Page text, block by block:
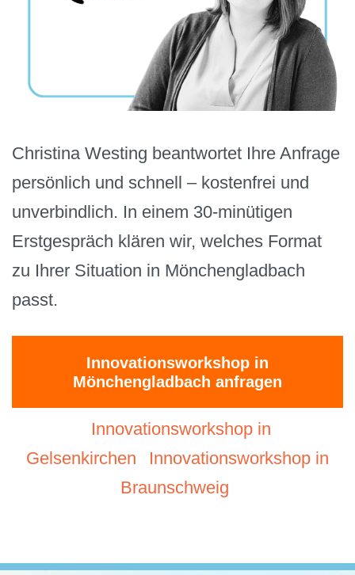
Christina Westing beantwortet Ihre Anfrage
persönlich und schnell – kostenfrei und
unverbindlich. In einem 30-minütigen
Erstgespräch klären wir, welches Format
zu Ihrer Situation in Mönchengladbach
passt.
Innovationsworkshop in
Mönchengladbach anfragen
Innovationsworkshop in
Gelsenkirchen
Innovationsworkshop in
Braunschweig